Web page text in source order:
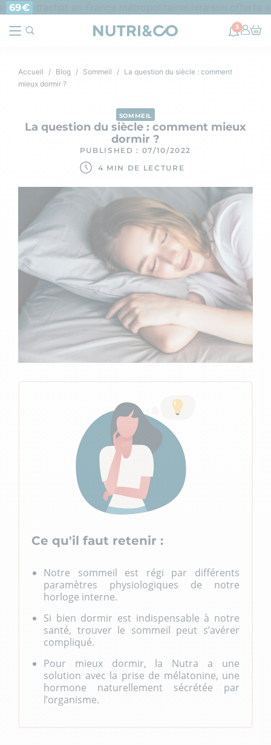
d’achat en France métropolitaine
3
Accueil Blog Sommeil
La question du siècle : comment
mieux dormir ?
SOMMEIL
La question du siècle : comment mieux
dormir ?
PUBLISHED : 07/10/2022
4 MIN DE LECTURE
Ce qu'il faut retenir :
Notre sommeil est régi par différents
paramètres physiologiques de notre
horloge interne.
Si bien dormir est indispensable à notre
santé, trouver le sommeil peut s’avérer
compliqué.
Pour mieux dormir, la Nutra a une
solution avec la prise de mélatonine, une
hormone naturellement sécrétée par
l’organisme.